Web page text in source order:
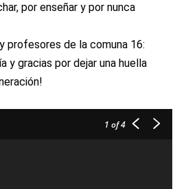
por enseñar y por nunca
profesores de la comuna 16:
y gracias por dejar una huella
1 of 4